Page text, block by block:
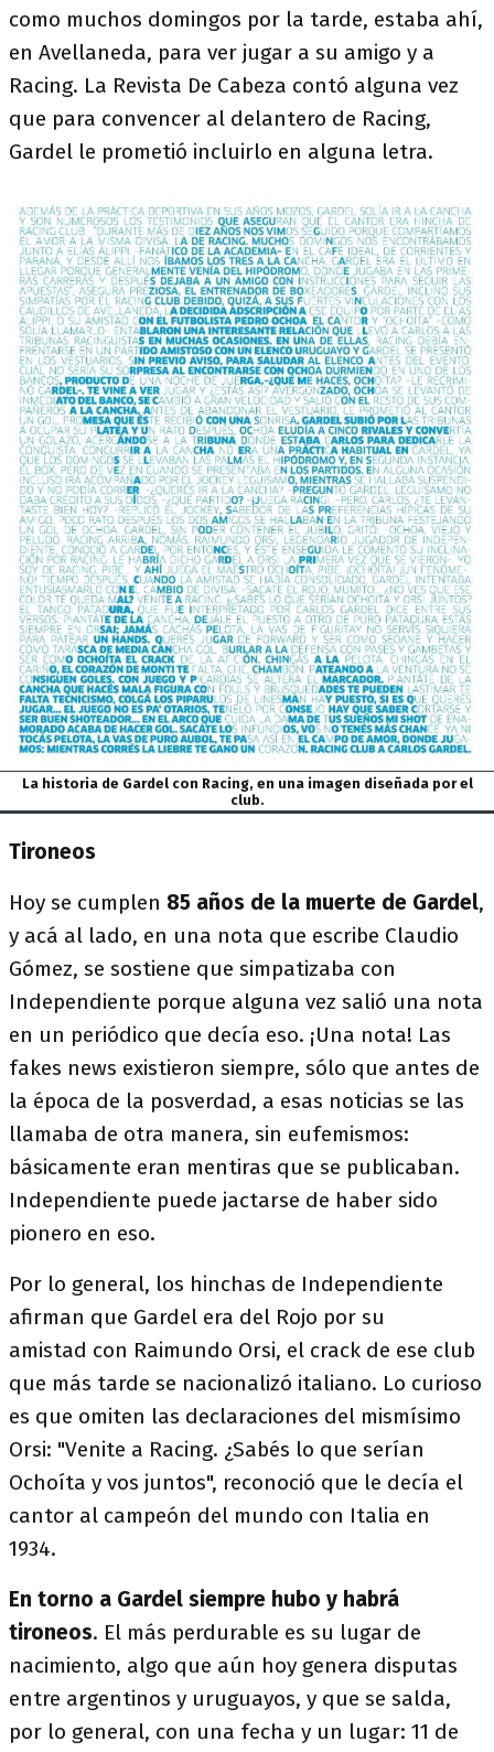
como muchos domingos por la tarde, estaba ahí,
en Avellaneda, para ver jugar a su amigo y a
Racing. La Revista De Cabeza contó alguna vez
que para convencer al delantero de Racing,
Gardel le prometió incluirlo en alguna letra.
La historia de Gardel con Racing, en una imagen diseñada por el
club.
Tironeos
Hoy se cumplen 85 años de la muerte de Gardel,
y acá al lado, en una nota que escribe Claudio
Gómez, se sostiene que simpatizaba con
Independiente porque alguna vez salió una nota
en un periódico que decía eso. ¡Una nota! Las
fakes news existieron siempre, sólo que antes de
la época de la posverdad, a esas noticias se las
llamaba de otra manera, sin eufemismos:
básicamente eran mentiras que se publicaban.
Independiente puede jactarse de haber sido
pionero en eso.
Por lo general, los hinchas de Independiente
afirman que Gardel era del Rojo por su
amistad con Raimundo Orsi, el crack de ese club
que más tarde se nacionalizó italiano. Lo curioso
es que omiten las declaraciones del mismísimo
Orsi: "Venite a Racing. ¿Sabés lo que serían
Ochoíta y vos juntos", reconoció que le decía el
cantor al campeón del mundo con Italia en
1934.
En torno a Gardel siempre hubo y habrá
tironeos. El más perdurable es su lugar de
nacimiento, algo que aún hoy genera disputas
entre argentinos y uruguayos, y que se salda,
por lo general, con una fecha y un lugar: 11 de